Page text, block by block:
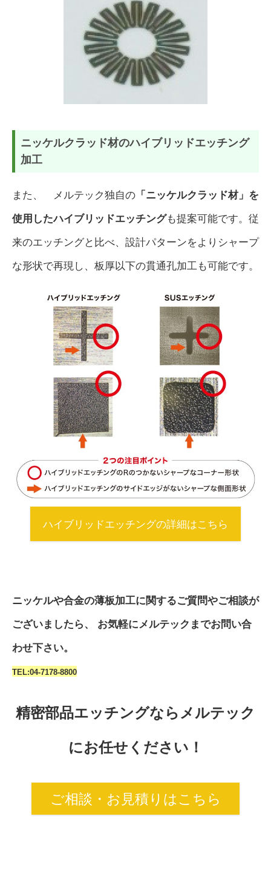
ニッケルクラッド材のハイブリッドエッチング
加工
また、 メルテック独自の 「ニッケルクラッド材」を
使用したハイブリッドエッチングも提案可能です。従
来のエッチングと比べ、設計パターンをよりシャープ
な形状で再現し、板厚以下の貫通孔加工も可能です。
ハイブリッドエッチングの詳細はこちら
ニッケルや合金の薄板加工に関するご質問やご相談が
ございましたら、 お気軽にメルテックまでお問い合
わせ下さい。
TEL:04-7178-8800
精密部品エッチングならメルテック
にお任せください！
ご相談・お見積りはこちら